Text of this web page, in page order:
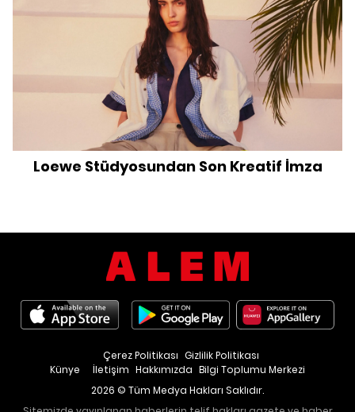
Loewe Stüdyosundan Son Kreatif İmza
Künye İletişim Hakkımızda Bilgi Toplumu Merkezi
Çerez Politikası Gizlilik Politikası
2026 © Tüm Medya Hakları Saklıdır.